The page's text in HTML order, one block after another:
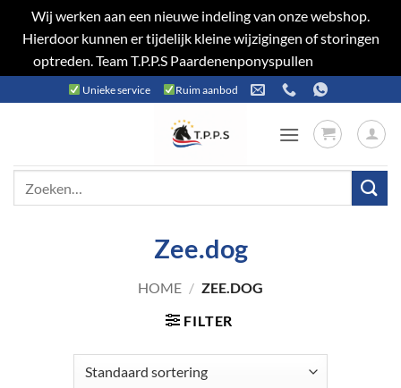
Wij werken aan een nieuwe indeling van onze webshop.
Hierdoor kunnen er tijdelijk kleine wijzigingen of storingen
optreden. Team T.P.P.S Paardenenponyspullen
naar
Unieke service Ruim aanbod
Zee.dog
HOME / ZEE.DOG
FILTER